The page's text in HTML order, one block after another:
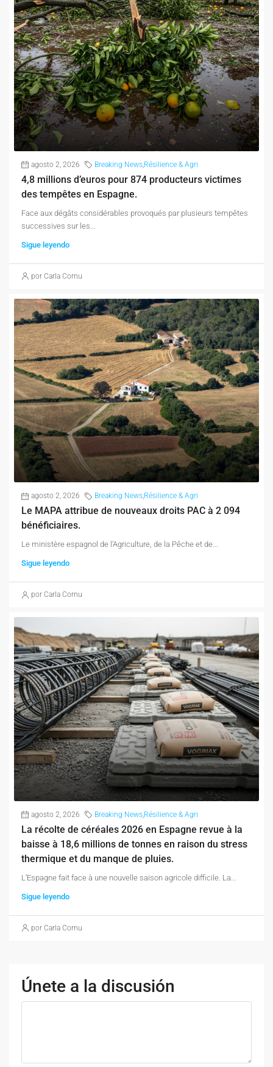
agosto 2, 2026 Breaking News Résilience & Agri
4,8 millions d’euros pour 874 producteurs victimes
des tempêtes en Espagne.
Face aux dégâts considérables provoqués par plusieurs tempêtes
successives sur les...
Sigue leyendo
por Carla Cornu
agosto 2, 2026 Breaking News,Résilience & Agri
Le MAPA attribue de nouveaux droits PAC à 2 094
bénéficiaires.
Le ministère espagnol de l’Agriculture, de la Pêche et de...
Sigue leyendo
por Carla Cornu
agosto 2, 2026 Breaking News Résilience & Agri
La récolte de céréales 2026 en Espagne revue à la
baisse à 18,6 millions de tonnes en raison du stress
thermique et du manque de pluies.
L’Espagne fait face à une nouvelle saison agricole difficile. La...
Sigue leyendo
por Carla Cornu
Únete a la discusión